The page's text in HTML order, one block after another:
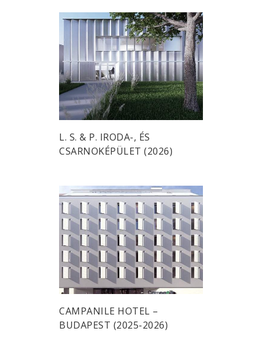
L. S. & P. IRODA-, ÉS
CSARNOKÉPÜLET (2026)
CAMPANILE HOTEL –
BUDAPEST (2025-2026)